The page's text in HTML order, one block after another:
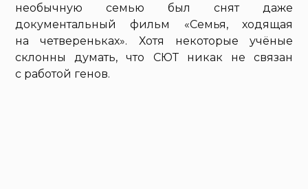
необычную семью был снят даже
документальный фильм «Семья, ходящая
на четвереньках». Хотя некоторые учёные
склонны думать, что СЮТ никак не связан
с работой генов.